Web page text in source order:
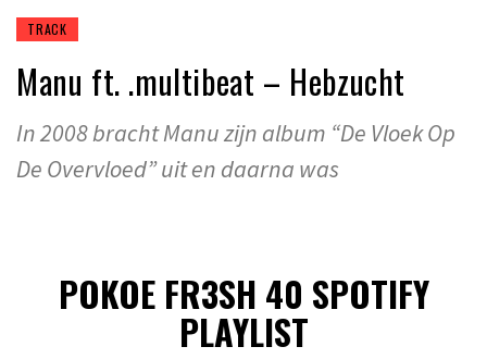
TRACK
Manu ft. .multibeat – Hebzucht
In 2008 bracht Manu zijn album “De Vloek Op
De Overvloed” uit en daarna was
POKOE FR3SH 40 SPOTIFY
PLAYLIST